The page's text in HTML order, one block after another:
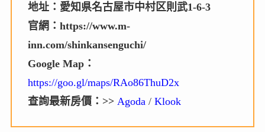
地址：愛知県名古屋市中村区則武1-6-3
官網：https://www.m-
inn.com/shinkansenguchi/
Google Map：
https://goo.gl/maps/RAo86ThuD2x
查詢最新房價：>> Agoda / Klook